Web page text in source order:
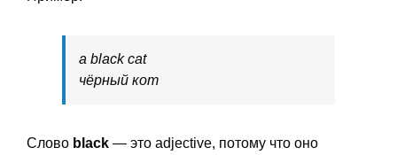
a black cat
чёрный кот
Слово black — это adjective, потому что оно